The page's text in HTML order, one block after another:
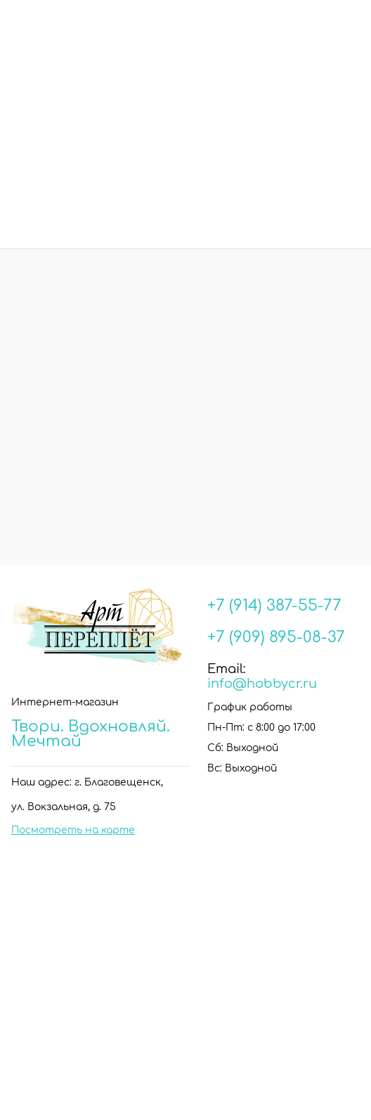
Интернет-магазин
Твори. Вдохновляй.
Мечтай
Наш адрес: г. Благовещенск,
ул. Вокзальная, д. 75
Посмотреть на карте
+7 (914) 387-55-77
+7 (909) 895-08-37
Email:
info@hobbycr.ru
График работы
Пн-Пт: с 8:00 до 17:00
Сб: Выходной
Вс: Выходной